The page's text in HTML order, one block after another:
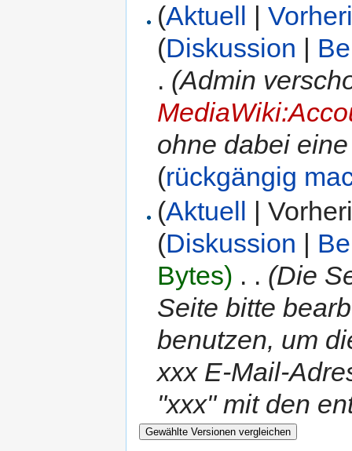
(Aktuell |
(Diskussion |
. (Admin
ohne dabei
(rückgängig
(Aktuell
|
(Diskussion
Bytes) . . (Die
Seite bitte
benutzen, um
xxx E-Mail-
"xxx" mit den